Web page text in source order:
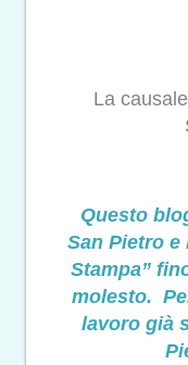
La
Questo
San Pietro e
Stampa”
molesto.
lavoro già